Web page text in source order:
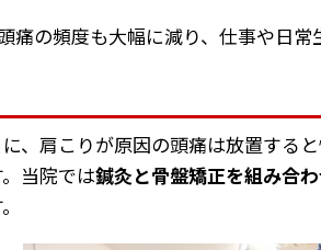
痛の頻度も大幅に減り、仕事や日常
、肩こりが原因の頭痛は放置する
当院では鍼灸と骨盤矯正を組み合